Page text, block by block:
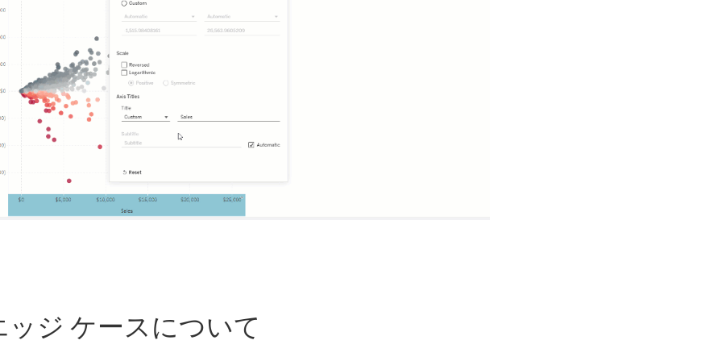
ッジ ケースについて